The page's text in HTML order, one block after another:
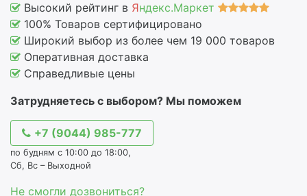
Высокий рейтинг в Яндекс.Маркет
100% Товаров сертифицировано
Широкий выбор из более чем 19 000 товаров
Оперативная доставка
Справедливые цены
Затрудняетесь с выбором? Мы поможем
+7 (9044) 985-777
по будням с 10:00 до 18:00,
Сб, Вс – Выходной
Не смогли дозвониться?